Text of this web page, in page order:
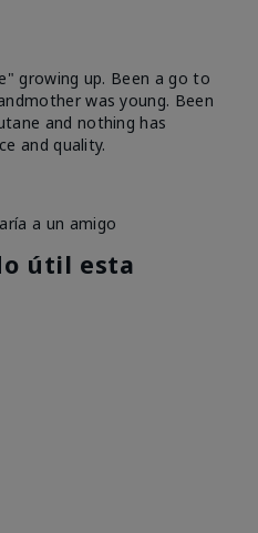
growing up. Been a go to
was young. Been
and nothing has
and quality.
a un amigo
útil esta